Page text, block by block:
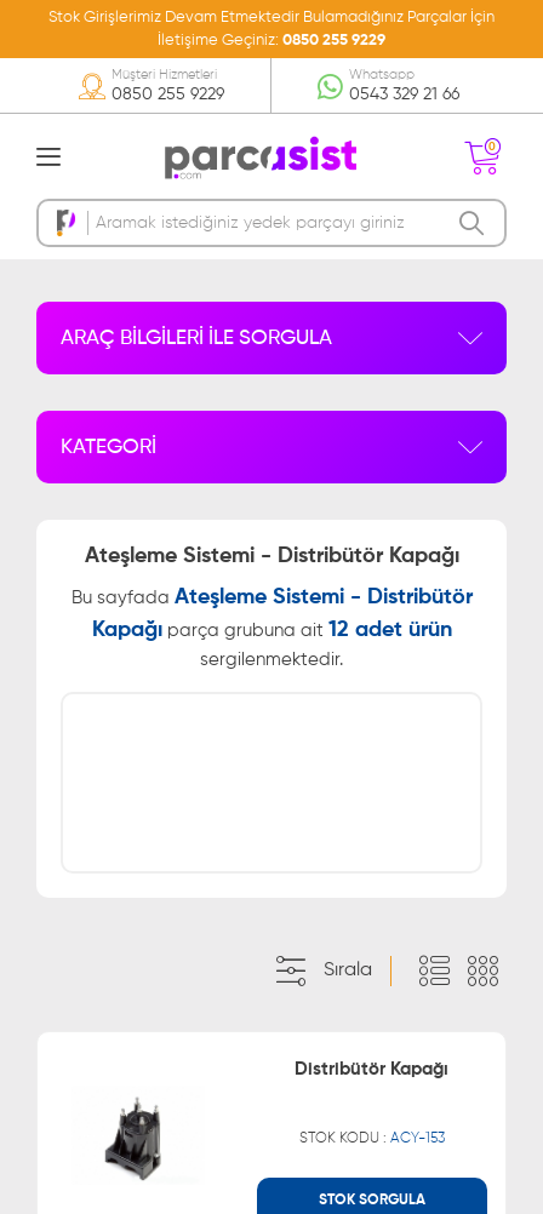
Stok Girişlerimiz Devam Etmektedir Bulamadığınız Parçalar İçin
İletişime Geçiniz: 0850 255 9229
0850 255 9229
Müşteri Hizmetleri
0543 329 21 66
Whatsapp
0
Sepetinizde Ürün
ARAÇ BİLGİLERİ İLE SORGULA
KATEGORİ
Ateşleme Sistemi - Distribütör Kapağı
Bu sayfada Ateşleme Sistemi - Distribütör
Kapağıparça grubuna ait 12 adet ürün
sergilenmektedir.
Sırala
Distribütör Kapağı
STOK KODU : ACY-153
STOK SORGULA